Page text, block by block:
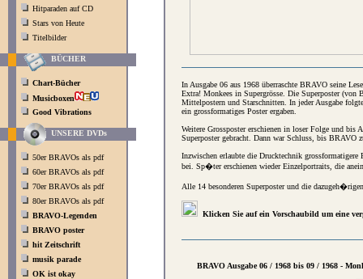
Hitparaden auf CD
Stars von Heute
Titelbilder
BÜCHER
Chart-Bücher
Musicboxen
Good Vibrations
UNSERE DVDs
50er BRAVOs als pdf
60er BRAVOs als pdf
70er BRAVOs als pdf
80er BRAVOs als pdf
BRAVO-Legenden
BRAVO poster
hit Zeitschrift
musik parade
OK ist okay
In Ausgabe 06 aus 1968 überraschte BRAVO seine
Extra! Monkees in Supergrösse. Die Superposter (von
Mittelpostern und Starschnitten. In jeder Ausgabe
ein grossformatiges Poster ergaben.
Weitere Grossposter erschienen in loser Folge und bis
Superposter gebracht. Dann war Schluss, bis BRAVO
Inzwischen erlaubte die Drucktechnik
bei. Sp�ter erschienen wieder Einzelportraits, die
Alle 14 besonderen Superposter und die
Klicken Sie auf ein Vorschaubild um eine
BRAVO Ausgabe 06 / 1968 bis 09 / 1968 -